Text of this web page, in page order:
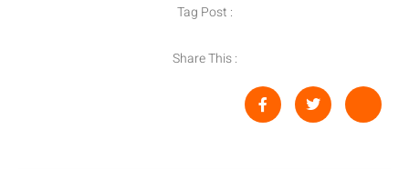
Tag Post :
Share This :